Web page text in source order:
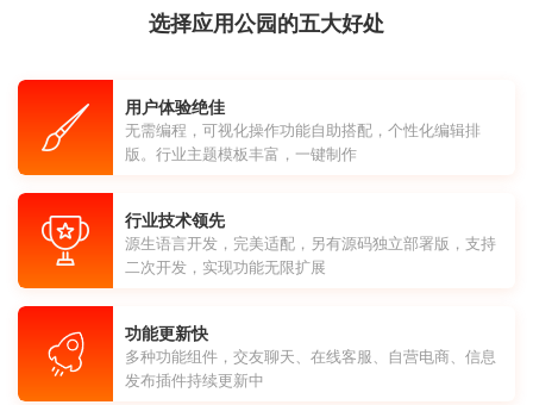
选择应用公园的五大好处
用户体验绝佳
无需编程，可视化操作功能自助搭配，个性化编辑排
版。行业主题模板丰富，一键制作
行业技术领先
源生语言开发，完美适配，另有源码独立部署版，支持
二次开发，实现功能无限扩展
功能更新快
多种功能组件，交友聊天、在线客服、自营电商、信息
发布插件持续更新中